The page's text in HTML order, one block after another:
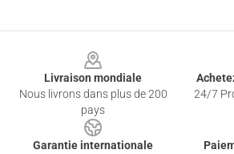
Livraison mondiale
Nous livrons dans plus de 200
pays
24/7
Garantie internationale